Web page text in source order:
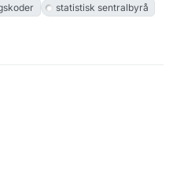
statistisk sentralbyrå